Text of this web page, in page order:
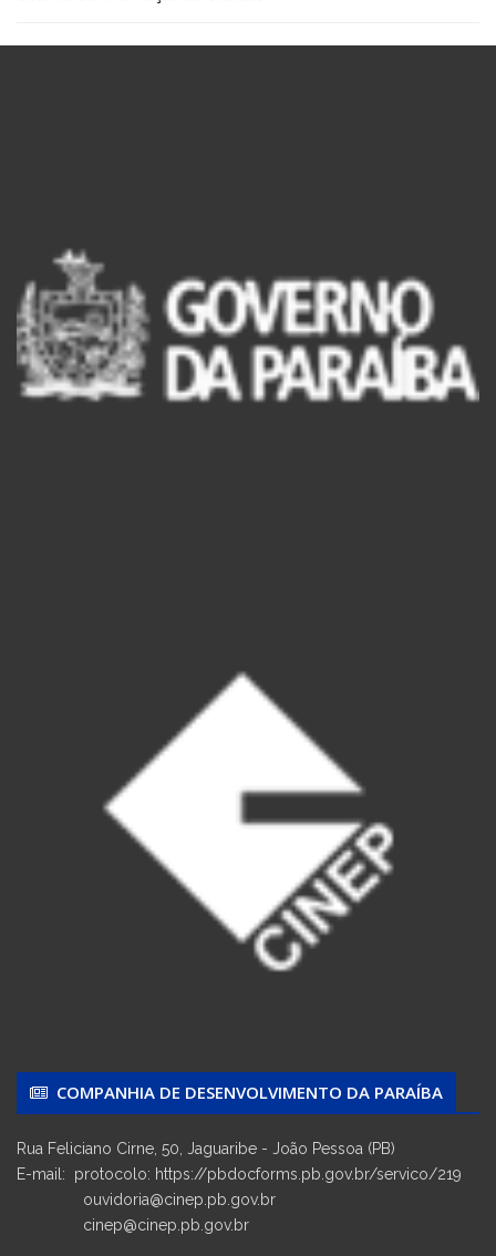
COMPANHIA DE DESENVOLVIMENTO DA PARAÍBA
Rua Feliciano Cirne, 50, Jaguaribe - João Pessoa (PB)
E-mail: protocolo: https://pbdocforms.pb.gov.br/servico/219
ouvidoria@cinep.pb.gov.br
cinep@cinep.pb.gov.br